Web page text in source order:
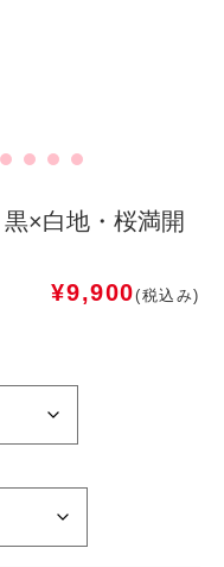
×白地・桜満開
¥9,900(税込み)